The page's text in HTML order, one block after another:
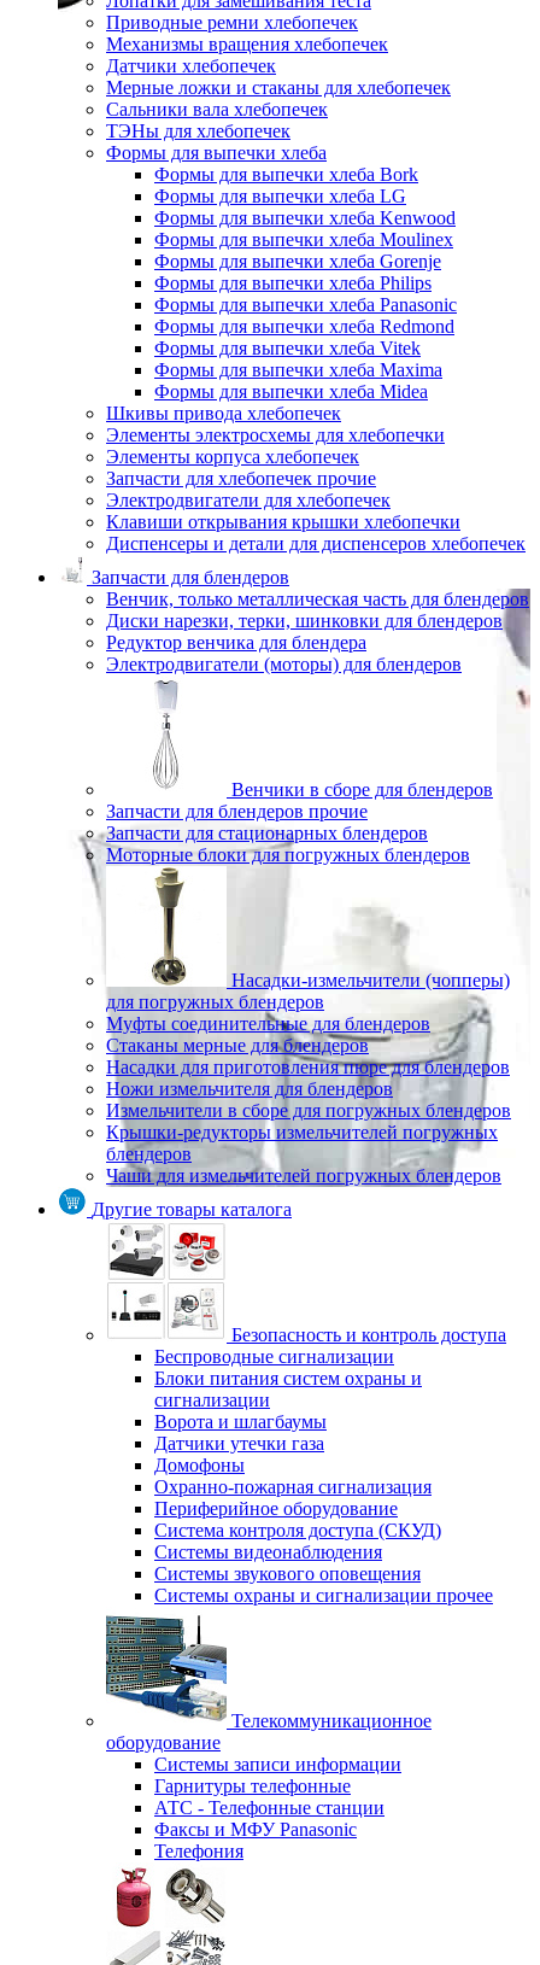
Приводные ремни хлебопечек
Механизмы вращения хлебопечек
Датчики хлебопечек
Мерные ложки и стаканы для хлебопечек
Сальники вала хлебопечек
ТЭНы для хлебопечек
Формы для выпечки хлеба
Формы для выпечки хлеба Bork
Формы для выпечки хлеба LG
Формы для выпечки хлеба Kenwood
Формы для выпечки хлеба Moulinex
Формы для выпечки хлеба Gorenje
Формы для выпечки хлеба Philips
Формы для выпечки хлеба Panasonic
Формы для выпечки хлеба Redmond
Формы для выпечки хлеба Vitek
Формы для выпечки хлеба Maxima
Формы для выпечки хлеба Midea
Шкивы привода хлебопечек
Элементы электросхемы для хлебопечки
Элементы корпуса хлебопечек
Запчасти для хлебопечек прочие
Электродвигатели для хлебопечек
Клавиши открывания крышки хлебопечки
Диспенсеры и детали для диспенсеров хлебопечек
Запчасти для блендеров
Венчик, только металлическая часть для блендеров
Диски нарезки, терки, шинковки для блендеров
Редуктор венчика для блендера
Электродвигатели (моторы) для блендеров
Венчики в сборе для блендеров
Запчасти для блендеров прочие
Запчасти для стационарных блендеров
Моторные блоки для погружных блендеров
Насадки-измельчители (чопперы)
для погружных блендеров
Муфты соединительные для блендеров
Стаканы мерные для блендеров
Насадки для приготовления пюре для блендеров
Ножи измельчителя для блендеров
Измельчители в сборе для погружных блендеров
Крышки-редукторы измельчителей погружных
блендеров
Чаши для измельчителей погружных блендеров
Другие товары каталога
Безопасность и контроль доступа
Беспроводные сигнализации
Блоки питания систем охраны и
сигнализации
Ворота и шлагбаумы
Датчики утечки газа
Домофоны
Охранно-пожарная сигнализация
Периферийное оборудование
Система контроля доступа (СКУД)
Системы видеонаблюдения
Системы звукового оповещения
Системы охраны и сигнализации прочее
Телекоммуникационное
оборудование
Системы записи информации
Гарнитуры телефонные
АТС - Телефонные станции
Факсы и МФУ Panasonic
Телефония